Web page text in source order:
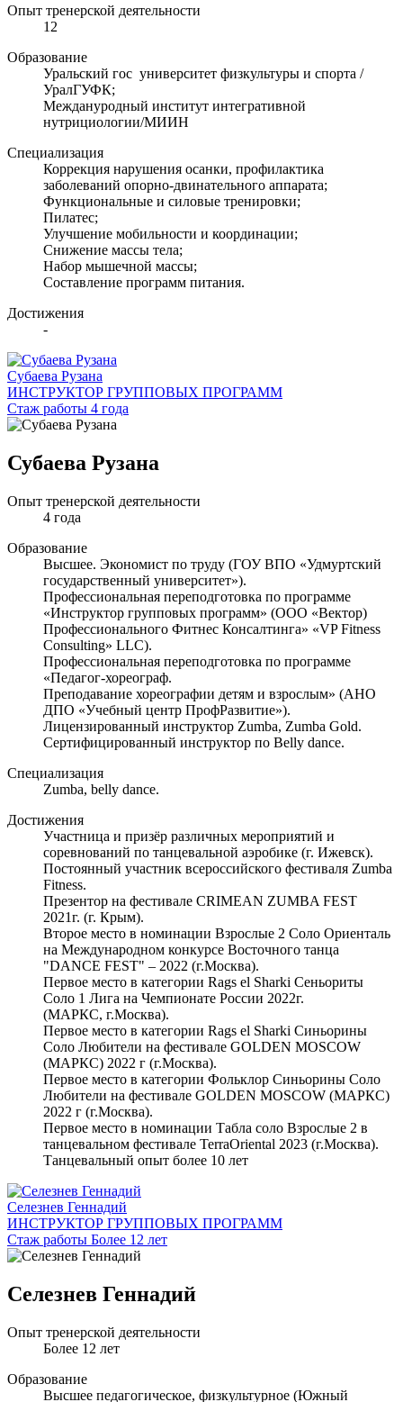
Опыт тренерской деятельности
12
Образование
Уральский гос университет физкультуры и спорта /
УралГУФК;
Междануродный институт интегративной
нутрициологии/МИИН
Специализация
Коррекция нарушения осанки, профилактика
заболеваний опорно-двинательного аппарата;
Функциональные и силовые тренировки;
Пилатес;
Улучшение мобильности и координации;
Снижение массы тела;
Набор мышечной массы;
Составление программ питания.
Достижения
-
Субаева Рузана
ИНСТРУКТОР ГРУППОВЫХ ПРОГРАММ
Стаж работы 4 года
Субаева Рузана
Опыт тренерской деятельности
4 года
Образование
Высшее. Экономист по труду (ГОУ ВПО «Удмуртский
государственный университет»).
Профессиональная переподготовка по программе
«Инструктор групповых программ» (ООО «Вектор)
Профессионального Фитнес Консалтинга» «VP Fitness
Consulting» LLC).
Профессиональная переподготовка по программе
«Педагог-хореограф.
Преподавание хореографии детям и взрослым» (АНО
ДПО «Учебный центр ПрофРазвитие»).
Лицензированный инструктор Zumba, Zumba Gold.
Сертифицированный инструктор по Belly dance.
Специализация
Zumba, belly dance.
Достижения
Участница и призёр различных мероприятий и
соревнований по танцевальной аэробике (г. Ижевск).
Постоянный участник всероссийского фестиваля Zumba
Fitness.
Презентор на фестивале CRIMEAN ZUMBA FEST
2021г. (г. Крым).
Второе место в номинации Взрослые 2 Соло Ориенталь
на Международном конкурсе Восточного танца
"DANCE FEST" – 2022 (г.Москва).
Первое место в категории Rags el Sharki Сеньориты
Соло 1 Лига на Чемпионате России 2022г.
(МАРКС, г.Москва).
Первое место в категории Rags el Sharki Синьорины
Соло Любители на фестивале GOLDEN MOSCOW
(МАРКС) 2022 г (г.Москва).
Первое место в категории Фольклор Синьорины Соло
Любители на фестивале GOLDEN MOSCOW (МАРКС)
2022 г (г.Москва).
Первое место в номинации Табла соло Взрослые 2 в
танцевальном фестивале TerraOriental 2023 (г.Москва).
Танцевальный опыт более 10 лет
Селезнев Геннадий
ИНСТРУКТОР ГРУППОВЫХ ПРОГРАММ
Стаж работы Более 12 лет
Селезнев Геннадий
Опыт тренерской деятельности
Более 12 лет
Образование
Высшее педагогическое, физкультурное (Южный